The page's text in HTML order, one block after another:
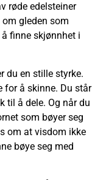
røde edelsteiner
gleden som
finne skjønnhet i
du en stille styrke.
for å skinne. Du står
til å dele. Og når du
som bøyer seg
om at visdom ikke
bøye seg med